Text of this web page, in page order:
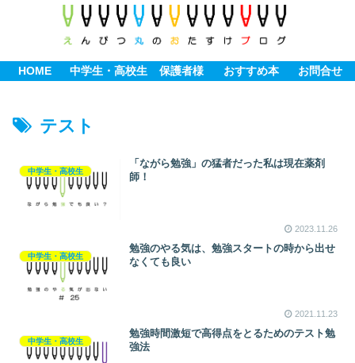
HOME 中学生・高校生 保護者様 おすすめ本 お問合せ
テスト
中学生・高校生
「ながら勉強」の猛者だった私は現在薬剤
師！
2023.11.26
中学生・高校生
勉強のやる気は、勉強スタートの時から出せ
なくても良い
2021.11.23
中学生・高校生
勉強時間激短で高得点をとるためのテスト勉
強法